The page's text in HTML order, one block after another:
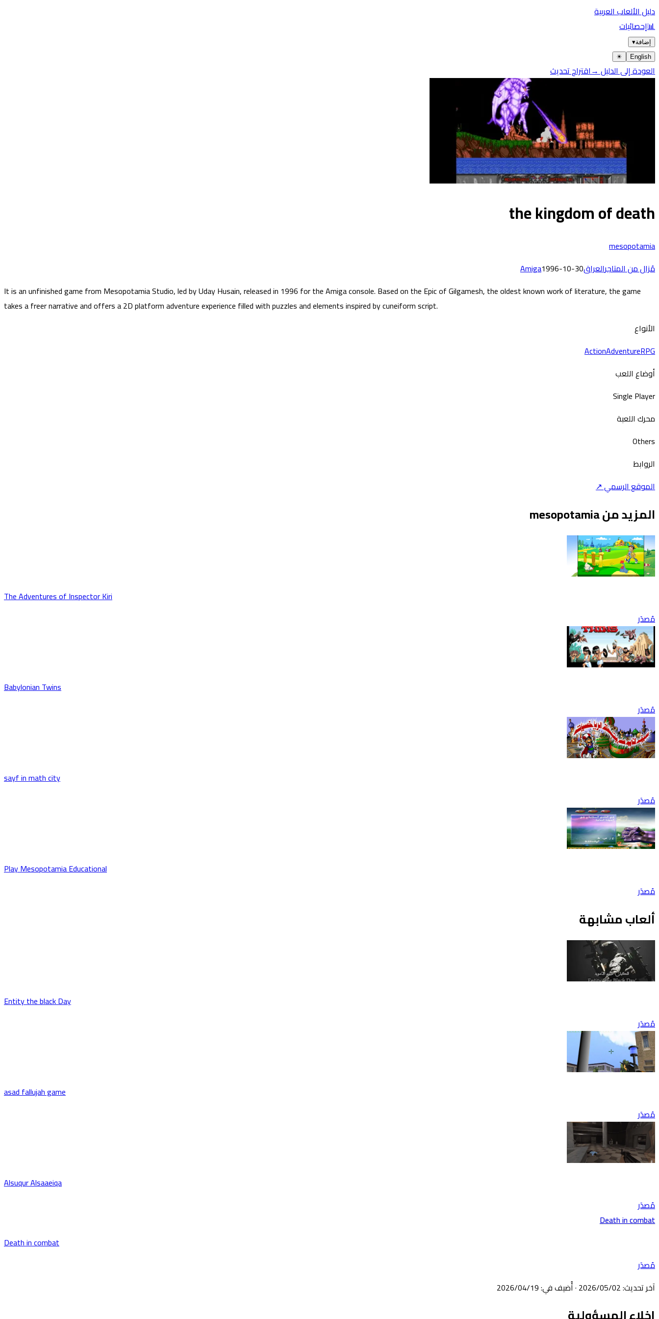
دليل الألعاب العربية
📊إحصائيات
إضافة▾
English
☀︎
العودة إلى الدليل →اقتراح تحديث
the kingdom of death
mesopotamia
مُزال من المتاجرالعراق Amiga1996-10-30
It is an unfinished game from Mesopotamia Studio, led by Uday Husain, released in 1996 for the Amiga console. Based on the Epic of Gilgamesh, the oldest known work of literature, the game
takes a freer narrative and offers a 2D platform adventure experience filled with puzzles and elements inspired by cuneiform script.
الأنواع
ActionAdventureRPG
أوضاع اللعب
Single Player
محرك اللعبة
Others
الروابط
الموقع الرسمي ↗
المزيد من mesopotamia
The Adventures of Inspector Kiri
مُصدَر
Babylonian Twins
مُصدَر
sayf in math city
مُصدَر
Play Mesopotamia Educational
مُصدَر
ألعاب مشابهة
Entity the black Day
مُصدَر
asad fallujah game
مُصدَر
Alsuqur Alsaaeiqa
مُصدَر
Death in combat
Death in combat
مُصدَر
آخر تحديث:
02‏/05‏/2026
·أُضيف في:
19‏/04‏/2026